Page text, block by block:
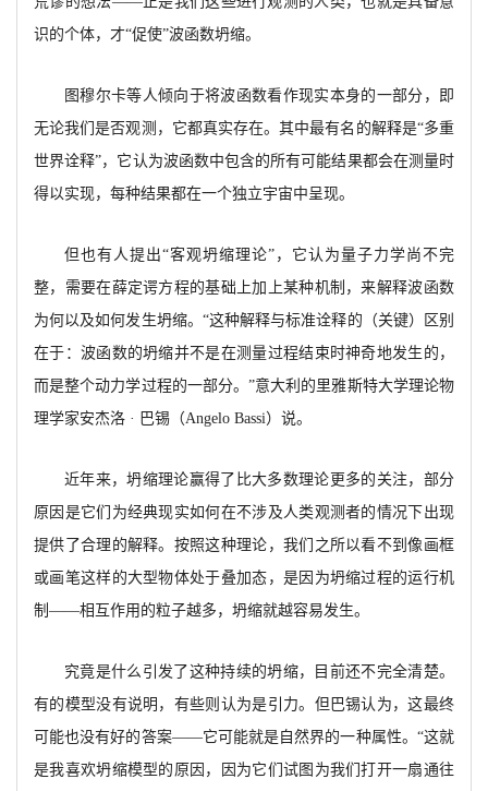
识的个体，才“促使”波函数坍缩。
图穆尔卡等人倾向于将波函数看作现实本身的一部分，即
无论我们是否观测，它都真实存在。其中最有名的解释是“多重
世界诠释”，它认为波函数中包含的所有可能结果都会在测量时
得以实现，每种结果都在一个独立宇宙中呈现。
但也有人提出“客观坍缩理论”，它认为量子力学尚不完
整，需要在薛定谔方程的基础上加上某种机制，来解释波函数
为何以及如何发生坍缩。“这种解释与标准诠释的（关键）区别
在于：波函数的坍缩并不是在测量过程结束时神奇地发生的，
而是整个动力学过程的一部分。”意大利的里雅斯特大学理论物
理学家安杰洛 · 巴锡（Angelo Bassi）说。
近年来，坍缩理论赢得了比大多数理论更多的关注，部分
原因是它们为经典现实如何在不涉及人类观测者的情况下出现
提供了合理的解释。按照这种理论，我们之所以看不到像画框
或画笔这样的大型物体处于叠加态，是因为坍缩过程的运行机
制 ——相互作用的粒子越多，坍缩就越容易发生。
究竟是什么引发了这种持续的坍缩，目前还不完全清楚。
有的模型没有说明，有些则认为是引力。但巴锡认为，这最终
可能也没有好的答案——它可能就是自然界的一种属性。“这就
是我喜欢坍缩模型的原因，因为它们试图为我们打开一扇通往